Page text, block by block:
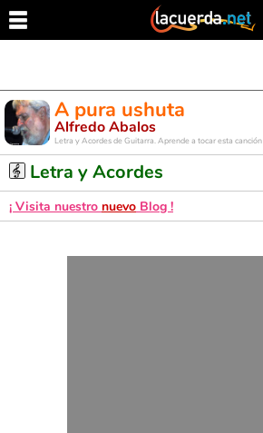
A pura ushuta
Alfredo Abalos
Letra y Acordes de Guitarra. Aprende a tocar esta canción
Letra y Acordes
¡ Visita nuestro nuevo Blog !